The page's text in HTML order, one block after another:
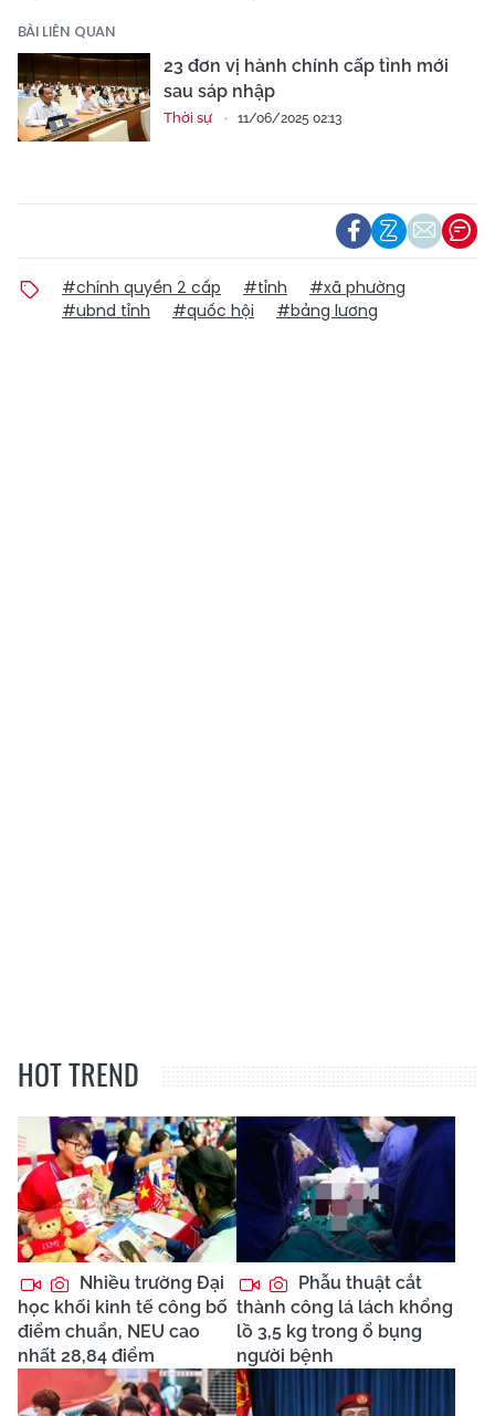
BÀI LIÊN QUAN
23 đơn vị hành chính cấp tỉnh mới
sau sáp nhập
Thời sự 11/06/2025 02:13
#chính quyền 2 cấp #tỉnh
#xã phường
#ubnd tỉnh
#quốc hội #bảng lương
HOT TREND
Nhiều trường Đại
học khối kinh tế công bố
điểm chuẩn, NEU cao
nhất 28,84 điểm
Phẫu thuật cắt
thành công lá lách khổng
lồ 3,5 kg trong ổ bụng
người bệnh